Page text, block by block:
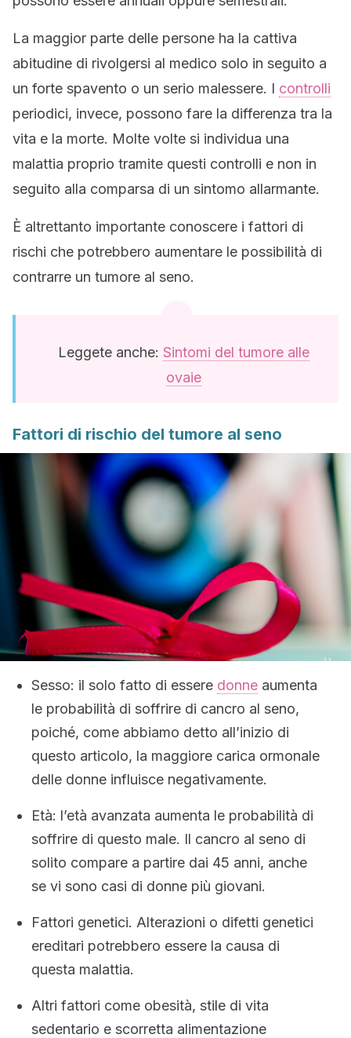
La maggior parte delle persone ha la cattiva
abitudine di rivolgersi al medico solo in seguito a
un forte spavento o un serio malessere. I controlli
periodici, invece, possono fare la differenza tra la
vita e la morte. Molte volte si individua una
malattia proprio tramite questi controlli e non in
seguito alla comparsa di un sintomo allarmante.
È altrettanto importante conoscere i fattori di
rischi che potrebbero aumentare le possibilità di
contrarre un tumore al seno.
Leggete anche: Sintomi del tumore alle
ovaie
Fattori di rischio del tumore al seno
Sesso: il solo fatto di essere donne aumenta
le probabilità di soffrire di cancro al seno,
poiché, come abbiamo detto all’inizio di
questo articolo, la maggiore carica ormonale
delle donne influisce negativamente.
Età: l’età avanzata aumenta le probabilità di
soffrire di questo male. Il cancro al seno di
solito compare a partire dai 45 anni, anche
se vi sono casi di donne più giovani.
Fattori genetici. Alterazioni o difetti genetici
ereditari potrebbero essere la causa di
questa malattia.
Altri fattori come obesità, stile di vita
sedentario e scorretta alimentazione